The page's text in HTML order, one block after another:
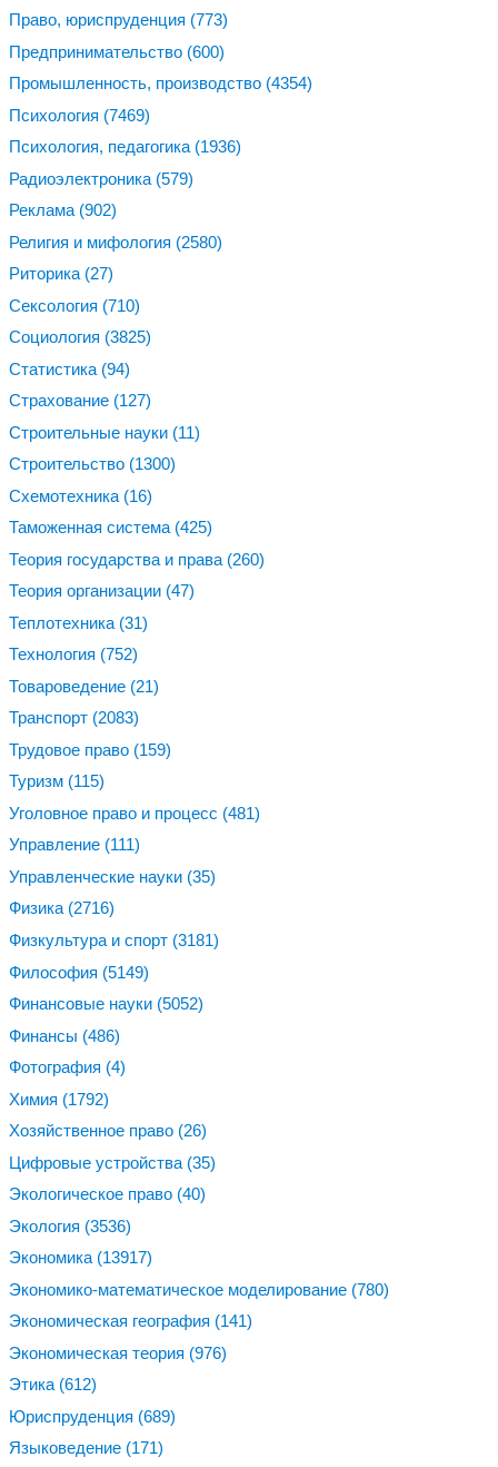
Право, юриспруденция (773)
Предпринимательство (600)
Промышленность, производство (4354)
Психология (7469)
Психология, педагогика (1936)
Радиоэлектроника (579)
Реклама (902)
Религия и мифология (2580)
Риторика (27)
Сексология (710)
Социология (3825)
Статистика (94)
Страхование (127)
Строительные науки (11)
Строительство (1300)
Схемотехника (16)
Таможенная система (425)
Теория государства и права (260)
Теория организации (47)
Теплотехника (31)
Технология (752)
Товароведение (21)
Транспорт (2083)
Трудовое право (159)
Туризм (115)
Уголовное право и процесс (481)
Управление (111)
Управленческие науки (35)
Физика (2716)
Физкультура и спорт (3181)
Философия (5149)
Финансовые науки (5052)
Финансы (486)
Фотография (4)
Химия (1792)
Хозяйственное право (26)
Цифровые устройства (35)
Экологическое право (40)
Экология (3536)
Экономика (13917)
Экономико-математическое моделирование (780)
Экономическая география (141)
Экономическая теория (976)
Этика (612)
Юриспруденция (689)
Языковедение (171)